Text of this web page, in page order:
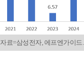
자료=삼성전자, 에프엔가이드.